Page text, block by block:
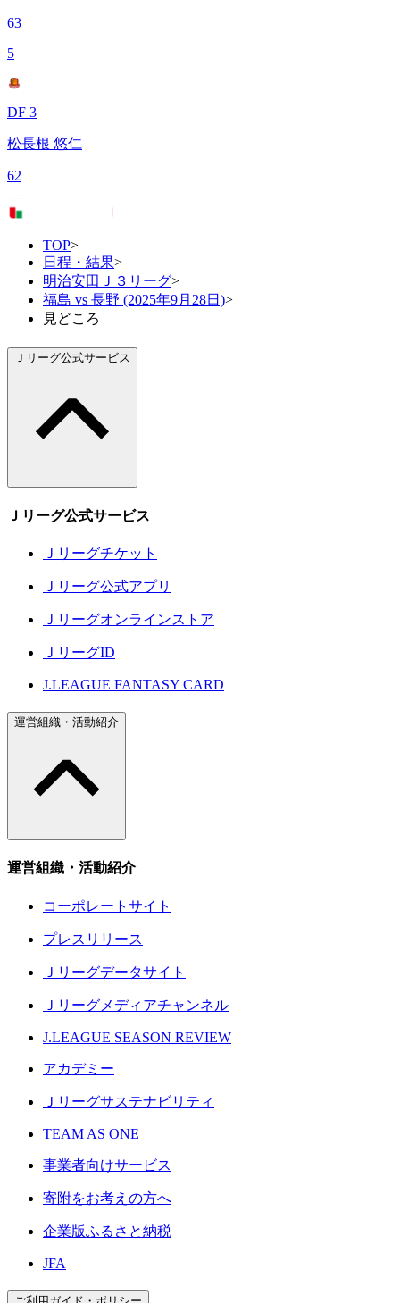
63
5
DF 3
松長根 悠仁
62
TOP>
日程・結果>
明治安田Ｊ３リーグ>
福島 vs 長野 (2025年9月28日)>
見どころ
Ｊリーグ公式サービス
Ｊリーグ公式サービス
Ｊリーグチケット
Ｊリーグ公式アプリ
Ｊリーグオンラインストア
ＪリーグID
J.LEAGUE FANTASY CARD
運営組織・活動紹介
運営組織・活動紹介
コーポレートサイト
プレスリリース
Ｊリーグデータサイト
Ｊリーグメディアチャンネル
J.LEAGUE SEASON REVIEW
アカデミー
Ｊリーグサステナビリティ
TEAM AS ONE
事業者向けサービス
寄附をお考えの方へ
企業版ふるさと納税
JFA